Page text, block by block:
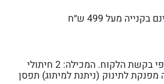
מעל 499 ש״ח
ביצת הפתעה ממותגת על פי בקשת הלקוח. המכילה: 2 חיתולי
לתינוק (ניתנת למיתוג) תפסן